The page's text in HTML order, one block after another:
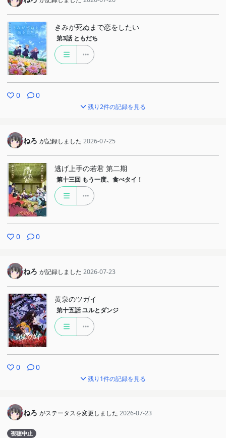
きみが死ぬまで恋をしたい
第3話 ともだち
0 0
残り2件の記録を見る
ねろ が記録しました 2026-07-25
逃げ上手の若君 第二期
第十三回 もう一度、食べタイ！
0 0
ねろ が記録しました 2026-07-23
黄泉のツガイ
第十五話 ユルとダンジ
0 0
残り1件の記録を見る
ねろ がステータスを変更しました 2026-07-23
視聴中止